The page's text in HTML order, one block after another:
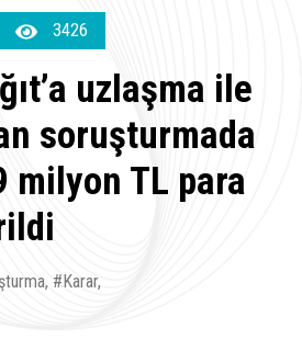
3426
uzlaşma ile
soruşturmada
milyon TL para
#Karar,